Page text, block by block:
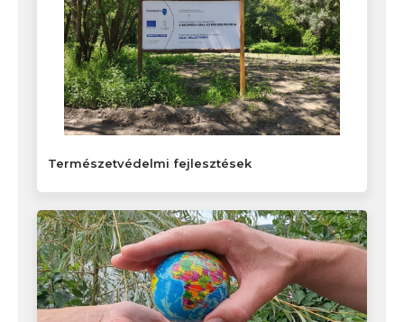
Természetvédelmi fejlesztések